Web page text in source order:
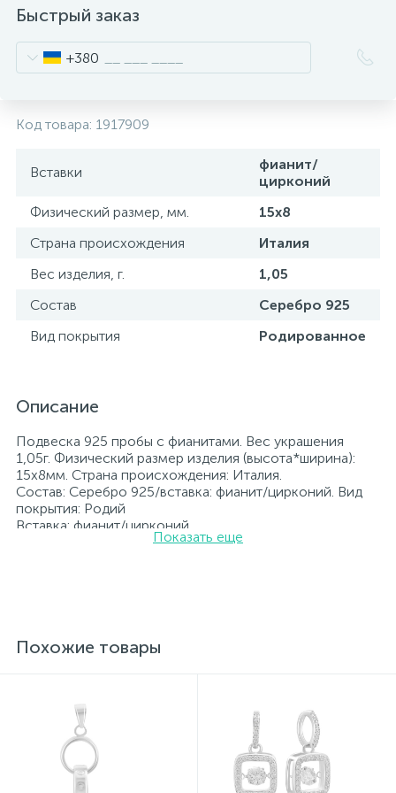
Быстрый заказ
+380
Код товара: 1917909
Вставки
фианит/
цирконий
Физический размер, мм.
15х8
Страна происхождения
Италия
Вес изделия, г.
1,05
Состав
Серебро 925
Вид покрытия
Родированное
Описание
Подвеска 925 пробы с фианитами. Вес украшения
1,05г. Физический размер изделия (высота*ширина):
15х8мм. Страна происхождения: Италия.
Состав: Серебро 925/вставка: фианит/цирконий. Вид
покрытия: Родий
Вставка: фианит/цирконий.
Родированные украшения дольше сохраняют свое
проба. К каждому ювелирному украшению
прилагаются бирка с указанием всех
особенностей цветопередачи экрана
Показать еще
Похожие товары